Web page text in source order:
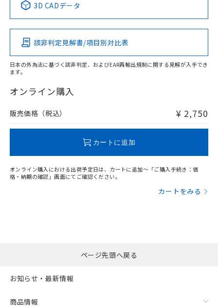
Pb Hg Cd Cr(VI)
O
在庫等で未対応品が混在する可能性があります。
問い合わせください。
この製品の規格認証/適合状況ページへ
その他の認証はこちらのページからご検索ください
3D CADデータ
該非判定見解書/項目別対比表
日本の外為法に基づく該非判定、およびEAR再輸出規制に関する見解が入手でき
ます。
オンライン購入
販売価格（税込） ¥ 2,750
カートに追加
オンライン購入における出荷予定日は、カートに追加～「ご購入手続き：価
格・納期の確認」画面にてご確認ください。
カートをみる
ページ先頭へ戻る
お知らせ・最新情報
商品情報